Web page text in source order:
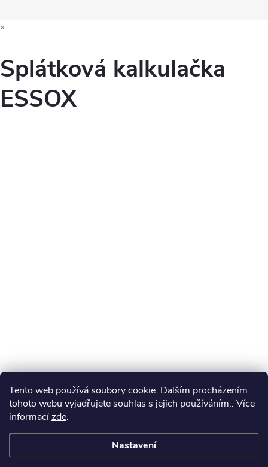
Tento web používá soubory cookie. Dalším procházením
tohoto webu vyjadřujete souhlas s jejich používáním.. Více
informacízde.
Nastavení
×
Splátková kalkulačka
ESSOX